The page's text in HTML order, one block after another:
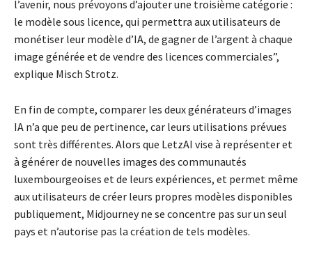
l’avenir, nous prévoyons d’ajouter une troisième catégorie :
le modèle sous licence, qui permettra aux utilisateurs de
monétiser leur modèle d’IA, de gagner de l’argent à chaque
image générée et de vendre des licences commerciales”,
explique Misch Strotz.
En fin de compte, comparer les deux générateurs d’images
IA n’a que peu de pertinence, car leurs utilisations prévues
sont très différentes. Alors que LetzAI vise à représenter et
à générer de nouvelles images des communautés
luxembourgeoises et de leurs expériences, et permet même
aux utilisateurs de créer leurs propres modèles disponibles
publiquement, Midjourney ne se concentre pas sur un seul
pays et n’autorise pas la création de tels modèles.